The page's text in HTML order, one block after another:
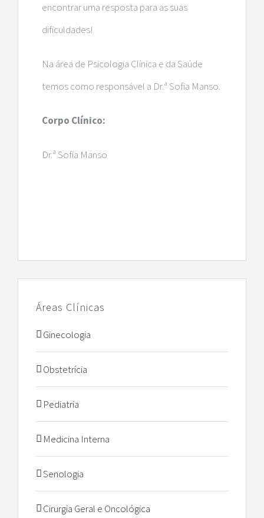
encontrar uma resposta para as suas
dificuldades!
Na área de Psicologia Clínica e da Saúde
temos como responsável a Dr.ª Sofia Manso.
Corpo Clínico:
Dr.ª Sofia Manso
Áreas Clínicas
Ginecologia
Obstetrícia
Pediatria
Medicina Interna
Senologia
Cirurgia Geral e Oncológica